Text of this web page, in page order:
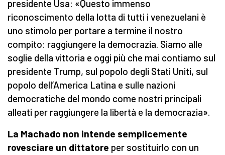
presidente Usa: «Questo immenso
riconoscimento della lotta di tutti i venezuelani è
uno stimolo per portare a termine il nostro
compito: raggiungere la democrazia. Siamo alle
soglie della vittoria e oggi più che mai contiamo sul
presidente Trump, sul popolo degli Stati Uniti, sul
popolo dell’America Latina e sulle nazioni
democratiche del mondo come nostri principali
alleati per raggiungere la libertà e la democrazia».
La Machado non intende semplicemente
rovesciare un dittatore per sostituirlo con un